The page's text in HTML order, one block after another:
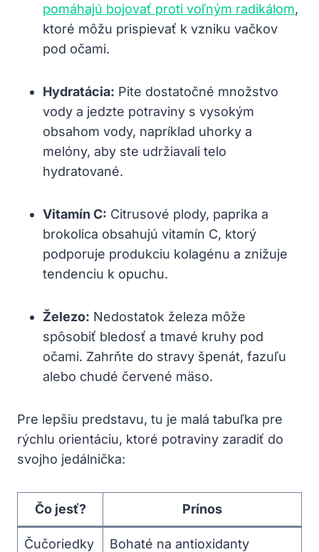
pomáhajú bojovať proti voľným radikálom,
ktoré môžu prispievať k vzniku vačkov‌
pod očami.
Hydratácia: Pite dostatočné množstvo
vody ⁤a‌ jedzte potraviny s vysokým
obsahom vody, napríklad uhorky a
melóny, aby ste udržiavali telo⁤
hydratované.
Vitamín ⁣C: ‍Citrusové plody, paprika a
brokolica obsahujú vitamín C, ktorý
podporuje produkciu kolagénu a znižuje
tendenciu k opuchu.
Železo: Nedostatok železa môže
spôsobiť bledosť a tmavé kruhy pod
očami. Zahrňte do stravy špenát, fazuľu
alebo chudé červené mäso.
Pre ⁤lepšiu predstavu, tu je malá tabuľka pre
rýchlu orientáciu, ktoré potraviny zaradiť do
svojho jedálnička:
Čo jesť? Prínos
Čučoriedky Bohaté na⁣ antioxidanty